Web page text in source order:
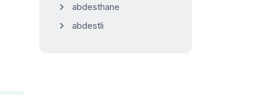
abdesthane
abdestli